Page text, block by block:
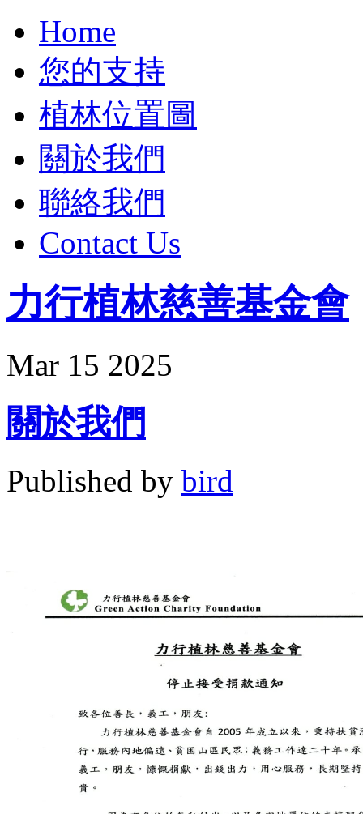
Home
您的支持
植林位置圖
關於我們
聯絡我們
Contact Us
力行植林慈善基金會
Mar 15 2025
關於我們
Published by bird